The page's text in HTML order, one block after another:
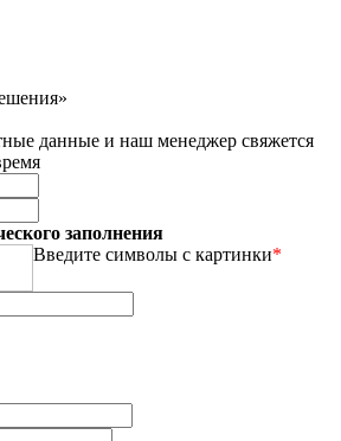
данные и наш менеджер свяжется
заполнения
Введите символы с картинки*